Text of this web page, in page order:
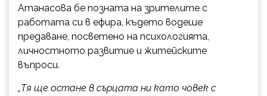
Атанасова бе позната на зрителите с
работата си в ефира, където водеше
предаване, посветено на психологията,
личностното развитие и житейските
въпроси.
„Тя ще остане в сърцата ни като човек с